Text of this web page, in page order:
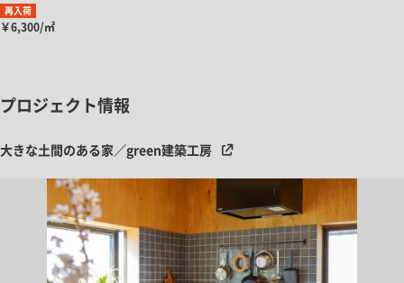
再入荷
￥6,300/㎡
プロジェクト情報
大きな土間のある家／green建築工房